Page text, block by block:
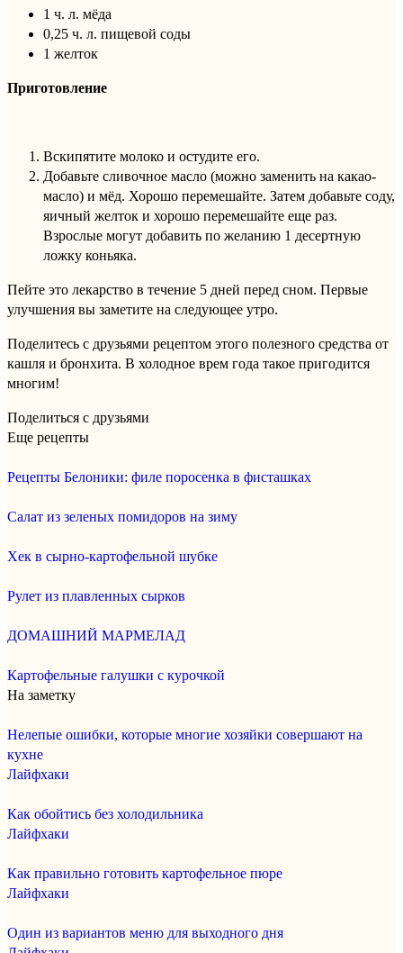
1 ч. л. мёда
0,25 ч. л. пищевой соды
1 желток
Приготовление
Вскипятите молоко и остудите его.
Добавьте сливочное масло (можно заменить на какао-
масло) и мёд. Хорошо перемешайте. Затем добавьте соду,
яичный желток и хорошо перемешайте еще раз.
Взрослые могут добавить по желанию 1 десертную
ложку коньяка.
Пейте это лекарство в течение 5 дней перед сном. Первые
улучшения вы заметите на следующее утро.
Поделитесь с друзьями рецептом этого полезного средства от
кашля и бронхита. В холодное врем года такое пригодится
многим!
Поделиться с друзьями
Еще рецепты
Рецепты Белоники: филе поросенка в фисташках
Салат из зеленых помидоров на зиму
Хек в сырно-картофельной шубке
Рулет из плавленных сырков
ДОМАШНИЙ МАРМЕЛАД
Картофельные галушки с курочкой
На заметку
Нелепые ошибки, которые многие хозяйки совершают на
кухне
Лайфхаки
Как обойтись без холодильника
Лайфхаки
Как правильно готовить картофельное пюре
Лайфхаки
Один из вариантов меню для выходного дня